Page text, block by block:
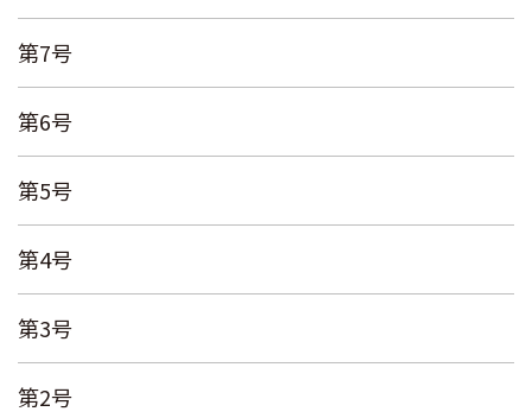
第7号
第6号
第5号
第4号
第3号
第2号